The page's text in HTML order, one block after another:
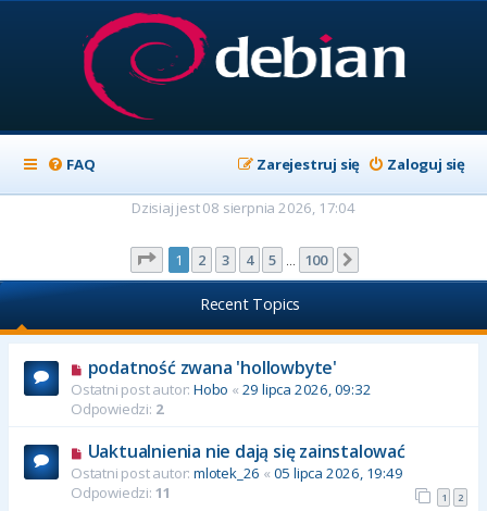
FAQ Zaloguj się
Zarejestruj się
Dzisiaj jest 08 sierpnia 2026, 17:04
Strona z100
1 2 3 4 5 100
Recent Topics
podatność zwana 'hollowbyte'
Ostatni post autor: Hobo « 29 lipca 2026, 09:32
Odpowiedzi: 2
Uaktualnienia nie dają się zainstalować
Ostatni post autor: mlotek_26 « 05 lipca 2026, 19:49
Odpowiedzi: 11 1 2